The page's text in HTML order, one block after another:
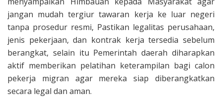
jangan mudah tergiur tawaran kerja ke luar negeri
tanpa prosedur resmi, Pastikan legalitas perusahaan,
jenis pekerjaan, dan kontrak kerja tersedia sebelum
berangkat, selain itu Pemerintah daerah diharapkan
aktif memberikan pelatihan keterampilan bagi calon
pekerja migran agar mereka siap diberangkatkan
secara legal dan aman.